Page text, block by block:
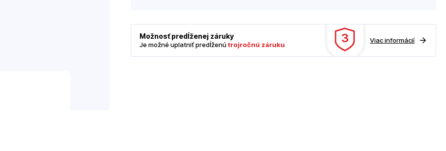
Možnosť predĺženej záruky
Je možné uplatniť predĺženútrojročnú záruku 3 Viac informácií